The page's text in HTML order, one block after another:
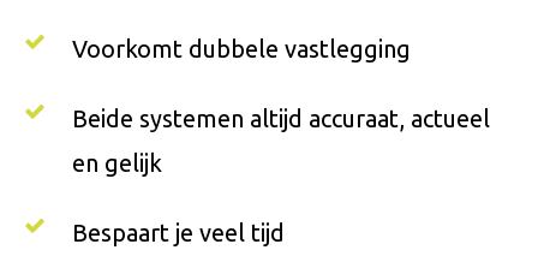
Voorkomt dubbele vastlegging
Beide systemen altijd accuraat, actueel
en gelijk
Bespaart je veel tijd